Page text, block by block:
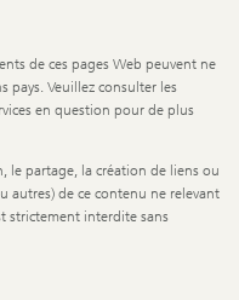
de ces pages Web peuvent ne
pays. Veuillez consulter les
en question pour de plus
partage, la création de liens ou
autres) de ce contenu ne relevant
strictement interdite sans